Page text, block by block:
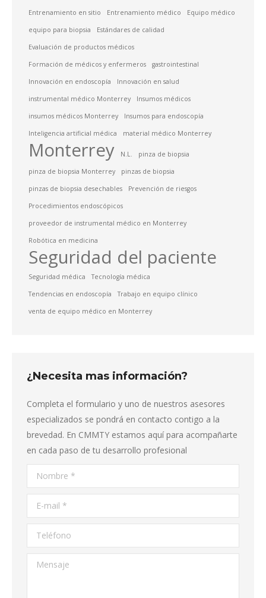
Entrenamiento en sitio Entrenamiento médico Equipo médico
equipo para biopsia Estándares de calidad
Evaluación de productos médicos
Formación de médicos y enfermeros gastrointestinal
Innovación en endoscopía Innovación en salud
instrumental médico Monterrey Insumos médicos
insumos médicos Monterrey Insumos para endoscopía
Inteligencia artificial médica material médico Monterrey
Monterrey N.L. pinza de biopsia
pinza de biopsia Monterrey pinzas de biopsia
pinzas de biopsia desechables Prevención de riesgos
Procedimientos endoscópicos
proveedor de instrumental médico en Monterrey
Robótica en medicina
Seguridad del paciente
Seguridad médica Tecnología médica
Tendencias en endoscopía Trabajo en equipo clínico
venta de equipo médico en Monterrey
¿Necesita mas información?
Completa el formulario y uno de nuestros asesores
especializados se pondrá en contacto contigo a la
brevedad. En CMMTY estamos aquí para acompañarte
en cada paso de tu desarrollo profesional
Nombre *
E-mail *
Teléfono
Mensaje